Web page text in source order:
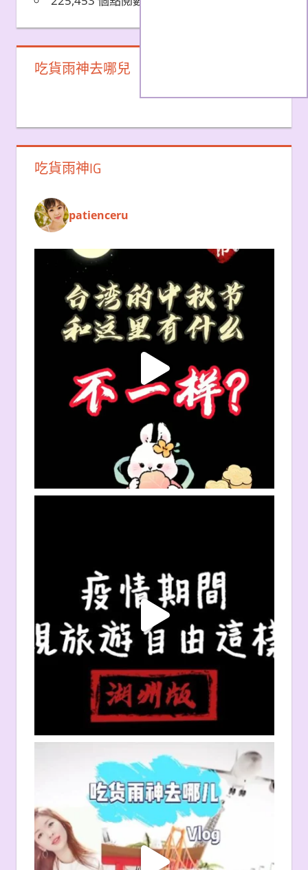
吃貨雨神去哪兒
吃貨雨神IG
patienceru